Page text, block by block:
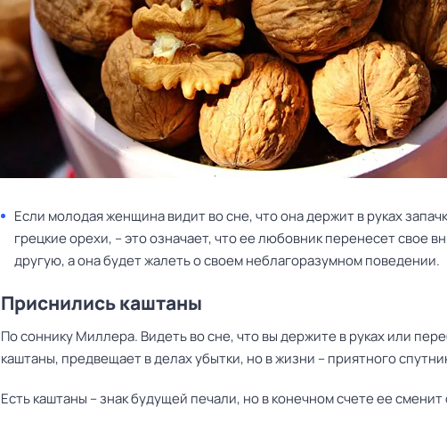
Если молодая женщина видит во сне, что она держит в руках
грецкие орехи, – это означает, что ее любовник перенесет свое
другую, а она будет жалеть о своем неблагоразумном поведении.
Приснились каштаны
По соннику Миллера. Видеть во сне, что вы держите в руках или
каштаны, предвещает в делах убытки, но в жизни – приятного
Есть каштаны – знак будущей печали, но в конечном счете ее сменит